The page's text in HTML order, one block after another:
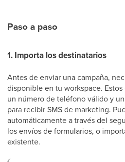
Paso a paso
1. Importa los destinatarios
Antes de enviar una campaña,
disponible en tu workspace.
un número de teléfono válido y
para recibir SMS de marketing.
automáticamente a través del
los envíos de formularios, o
existente.